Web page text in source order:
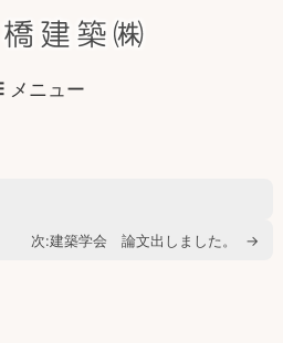
メニュー
次:建築学会 論文出しました。 →